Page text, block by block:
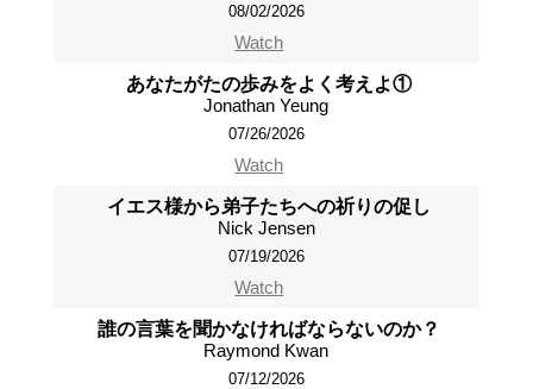
08/02/2026
Watch
あなたがたの歩みをよく考えよ①
Jonathan Yeung
07/26/2026
Watch
イエス様から弟子たちへの祈りの促し
Nick Jensen
07/19/2026
Watch
誰の言葉を聞かなければならないのか？
Raymond Kwan
07/12/2026